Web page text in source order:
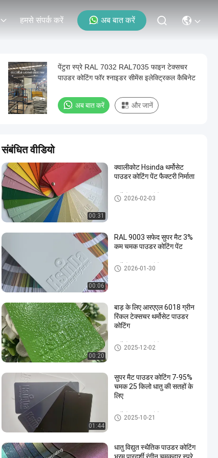
हमसे संपर्क करें अब बात करें
पेंटुरा स्प्रे RAL 7032 RAL7035 फाइन टेक्सचर
पाउडर कोटिंग फॉर श्नाइडर सीमेंस इलेक्ट्रिकल कैबिनेट
अब बात करें और जानें
संबंधित वीडियो
00:31
क्वालीकोट Hsinda थर्मोसेट
पाउडर कोटिंग पेंट फैक्टरी निर्माता
थर्मोस्टेट पाउडर कोटिंग
2026-02-03
00:06
RAL 9003 सफेद सुपर मैट 3%
कम चमक पाउडर कोटिंग पेंट
थर्मोस्टेट पाउडर कोटिंग
2026-01-30
00:20
बाड़ के लिए आरएएल 6018 ग्रीन
रिंकल टेक्सचर थर्मोसेट पाउडर
कोटिंग
थर्मोस्टेट पाउडर कोटिंग
2025-12-02
01:44
सुपर मैट पाउडर कोटिंग 7-95%
चमक 25 किलो धातु की सतहों के
लिए
थर्मोस्टेट पाउडर कोटिंग
2025-10-21
धातु विद्युत स्थैतिक पाउडर कोटिंग